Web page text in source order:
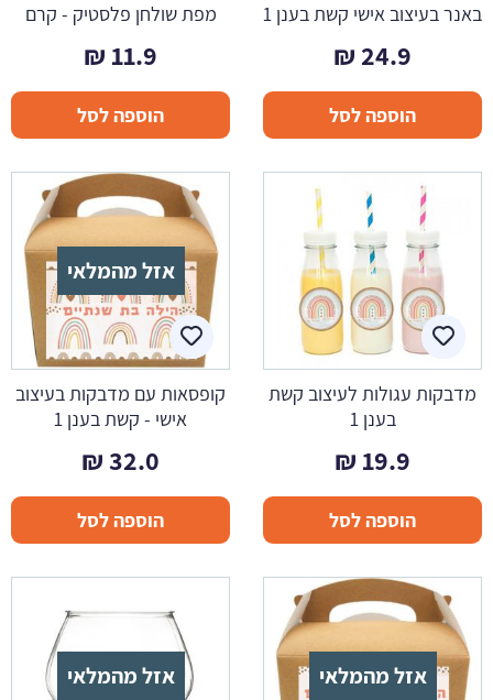
באנר בעיצוב אישי קשת בענן 1
24.9
₪
הוספה לסל
מפת שולחן פלסטיק - קרם
11.9
₪
הוספה לסל
מדבקות עגולות לעיצוב קשת
בענן 1
19.9
₪
הוספה לסל
אזל מהמלאי
קופסאות עם מדבקות בעיצוב
אישי - קשת בענן 1
32.0
₪
הוספה לסל
אזל מהמלאי אזל מהמלאי